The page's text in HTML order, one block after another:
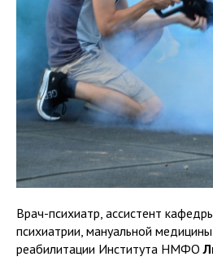
Врач-психиатр, ассистент
психиатрии, мануальной
реабилитации Института НМФО